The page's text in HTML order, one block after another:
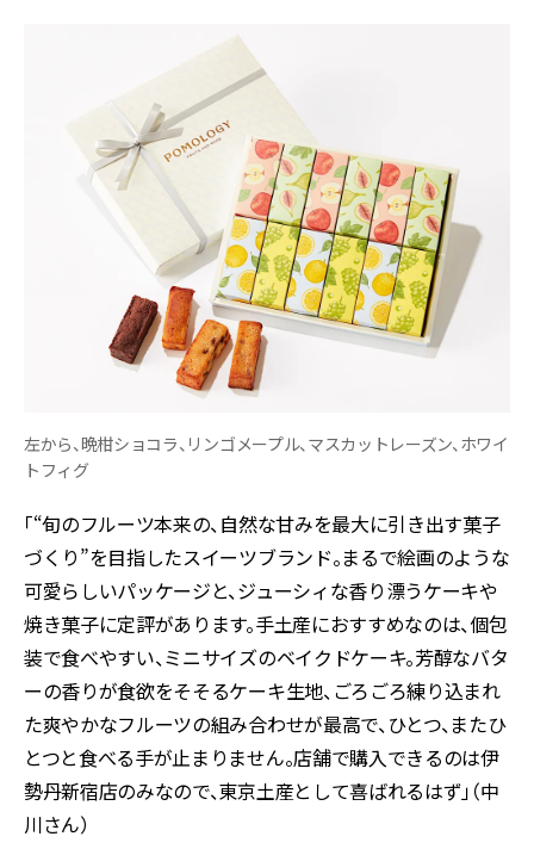
左から、晩柑ショコラ、リンゴメープル、マスカットレーズン、ホワイ
トフィグ
「“旬のフルーツ本来の、自然な甘みを最大に引き出す菓子
づくり”を目指したスイーツブランド。まるで絵画のような
可愛らしいパッケージと、ジューシィな香り漂うケーキや
焼き菓子に定評があります。手土産におすすめなのは、個包
装で食べやすい、ミニサイズのベイクドケーキ。芳醇なバタ
ーの香りが食欲をそそるケーキ生地、ごろごろ練り込まれ
た爽やかなフルーツの組み合わせが最高で、ひとつ、またひ
とつと食べる手が止まりません。店舗で購入できるのは伊
勢丹新宿店のみなので、東京土産として喜ばれるはず」（中
川さん）